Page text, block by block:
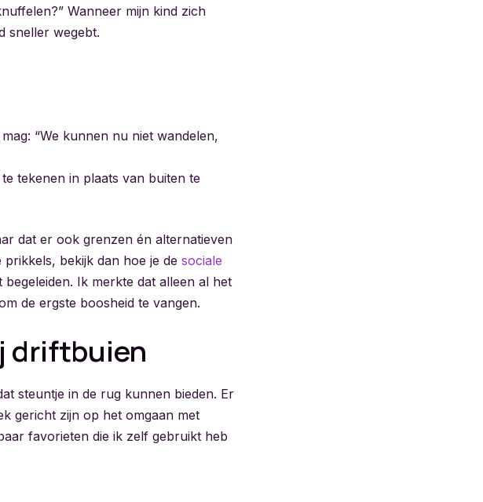
Wanneer mijn kind zich
sneller wegebt.
“We kunnen nu niet wandelen,
tekenen in plaats van buiten te
dat er ook grenzen én alternatieven
bekijk dan hoe je de sociale
Ik merkte dat alleen al het
de ergste boosheid te vangen.
driftbuien
steuntje in de rug kunnen bieden. Er
gericht zijn op het omgaan met
favorieten die ik zelf gebruikt heb